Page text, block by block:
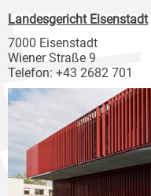
Landesgericht Eisenstadt
7000 Eisenstadt
Wiener Straße 9
Telefon: +43 2682 701